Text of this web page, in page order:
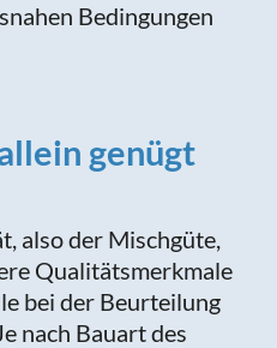
Bedingungen
genügt
also der Mischgüte,
Qualitätsmerkmale
bei der Beurteilung
nach Bauart des